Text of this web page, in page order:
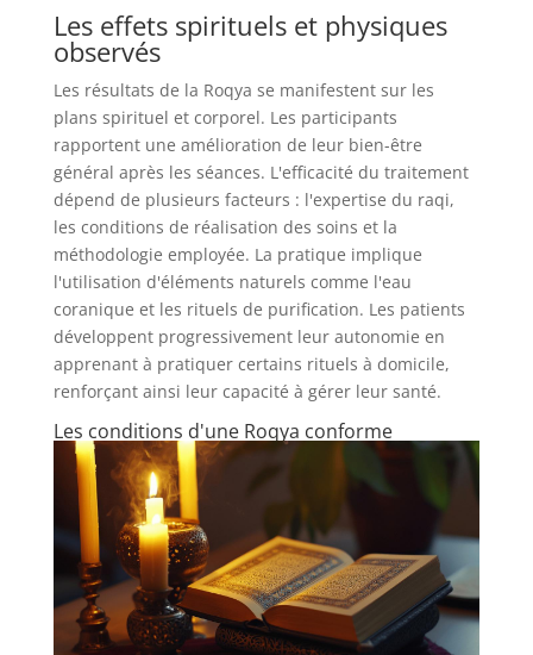
Les effets spirituels et physiques
observés
Les résultats de la Roqya se manifestent sur les
plans spirituel et corporel. Les participants
rapportent une amélioration de leur bien-être
général après les séances. L'efficacité du traitement
dépend de plusieurs facteurs : l'expertise du raqi,
les conditions de réalisation des soins et la
méthodologie employée. La pratique implique
l'utilisation d'éléments naturels comme l'eau
coranique et les rituels de purification. Les patients
développent progressivement leur autonomie en
apprenant à pratiquer certains rituels à domicile,
renforçant ainsi leur capacité à gérer leur santé.
Les conditions d'une Roqya conforme